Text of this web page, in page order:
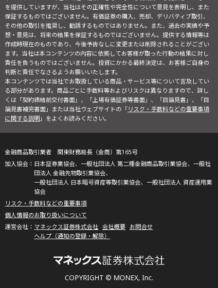
を提供していますが、当社はその正確性や完全性について意見を表明し、また
保証するものではございません。有価証券の購入、売却、デリバティブ取引、
その他の取引を推奨し、勧誘するものではありません。また、過去の実績や予
想・意見は、将来の結果を保証するものではございません。提供する情報等は
作成時現在のものであり、今後予告なしに変更または削除されることがござい
ます。当社は本コンテンツの内容に依拠してお客様が取った行動の結果に対し
責任を負うものではございません。投資にかかる最終決定は、お客様ご自身の
判断と責任でなさるようお願いいたします。
本コンテンツでは当社でお取扱している商品・サービス等について言及してい
る部分があります。商品ごとに手数料等およびリスクは異なりますので、詳し
くは「契約締結前交付書面」、「上場有価証券等書面」、「目論見書」、「目
論見書補完書面」または当社ウェブサイトの「リスク・手数料などの重要事項
に関する説明」をよくお読みください。
COPYRIGHT © MONEX, Inc.
金融商品取引業者 関東財務局長（金商）第165号
日本証券業協会、一般社団法人 第二種金融商品取引業協会、一般社
団法人 金融先物取引業協会、
一般社団法人 日本暗号資産等取引業協会、一般社団法人 資産運用業
協会
リスク・手数料などの重要事項
個人情報のお取り扱いについて
マネックス証券株式会社 会社概要 お問合せ
ヘルプ（通知の登録・解除）